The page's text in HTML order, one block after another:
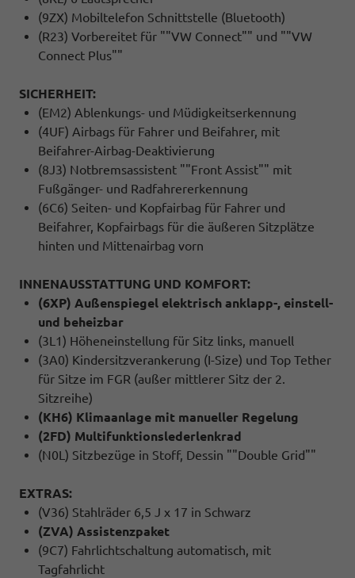
(9ZX) Mobiltelefon Schnittstelle (Bluetooth)
(R23) Vorbereitet für ""VW Connect"" und ""VW
Connect Plus""
SICHERHEIT:
(EM2) Ablenkungs- und Müdigkeitserkennung
(4UF) Airbags für Fahrer und Beifahrer, mit
Beifahrer-Airbag-Deaktivierung
(8J3) Notbremsassistent ""Front Assist"" mit
Fußgänger- und Radfahrererkennung
(6C6) Seiten- und Kopfairbag für Fahrer und
Beifahrer, Kopfairbags für die äußeren Sitzplätze
hinten und Mittenairbag vorn
INNENAUSSTATTUNG UND KOMFORT:
(6XP) Außenspiegel elektrisch anklapp-, einstell-
und beheizbar
(3L1) Höheneinstellung für Sitz links, manuell
(3A0) Kindersitzverankerung (I-Size) und Top Tether
für Sitze im FGR (außer mittlerer Sitz der 2.
Sitzreihe)
(KH6) Klimaanlage mit manueller Regelung
(2FD) Multifunktionslederlenkrad
(N0L) Sitzbezüge in Stoff, Dessin ""Double Grid""
EXTRAS:
(V36) Stahlräder 6,5 J x 17 in Schwarz
(ZVA) Assistenzpaket
(9C7) Fahrlichtschaltung automatisch, mit
Tagfahrlicht